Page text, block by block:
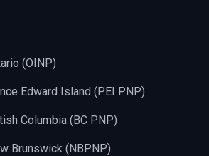
(OINP)
Edward Island (PEI PNP)
Columbia (BC PNP)
Brunswick (NBPNP)